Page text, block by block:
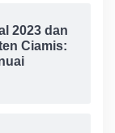
2023 dan
Ciamis: